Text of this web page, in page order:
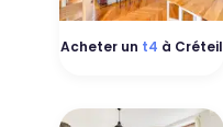
Acheter un t4 à Créteil